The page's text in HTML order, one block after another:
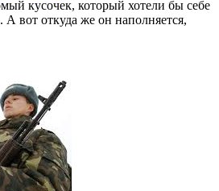
кусочек, который хотели бы себе
вот откуда же он наполняется,